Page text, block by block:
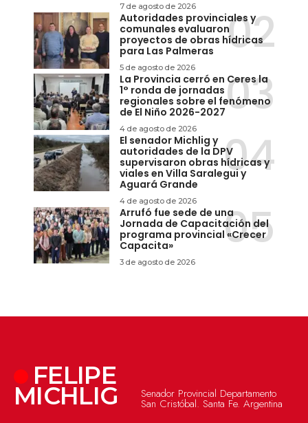
7 de agosto de 2026
Autoridades provinciales y
comunales evaluaron
proyectos de obras hídricas
para Las Palmeras
5 de agosto de 2026
La Provincia cerró en Ceres la
1° ronda de jornadas
regionales sobre el fenómeno
de El Niño 2026-2027
4 de agosto de 2026
El senador Michlig y
autoridades de la DPV
supervisaron obras hídricas y
viales en Villa Saralegui y
Aguará Grande
4 de agosto de 2026
Arrufó fue sede de una
Jornada de Capacitación del
programa provincial «Crecer
Capacita»
3 de agosto de 2026
FELIPE
MICHLIG Senador Provincial Departamento
San Cristóbal. Santa Fe. Argentina